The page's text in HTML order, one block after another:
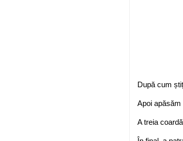
După cum
Apoi apăsăm
A treia